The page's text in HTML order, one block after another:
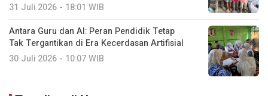
31 Juli 2026 - 18:01 WIB
Antara Guru dan AI: Peran Pendidik Tetap
Tak Tergantikan di Era Kecerdasan Artifisial
30 Juli 2026 - 10:07 WIB